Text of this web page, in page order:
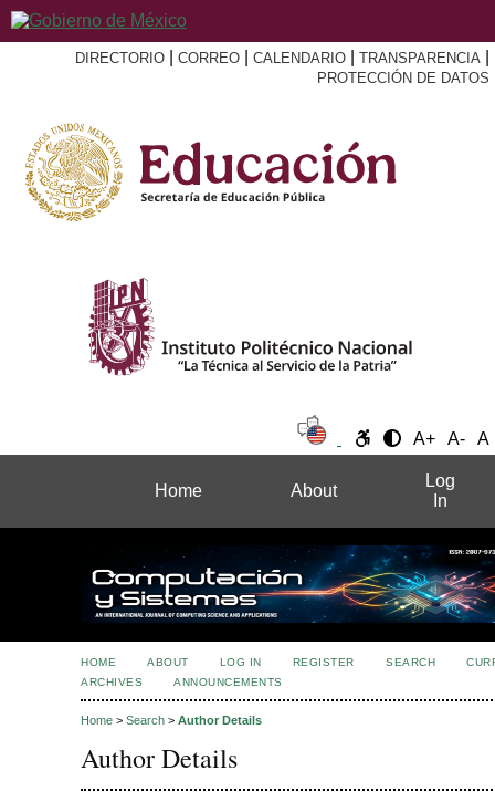
DIRECTORIO CORREO CALENDARIO TRANSPARENCIA
PROTECCIÓN DE DATOS
A+ A- A
Home About
Log
In
HOME ABOUT LOG IN REGISTER SEARCH
ARCHIVES
ANNOUNCEMENTS
Home > Search > Author Details
Author Details